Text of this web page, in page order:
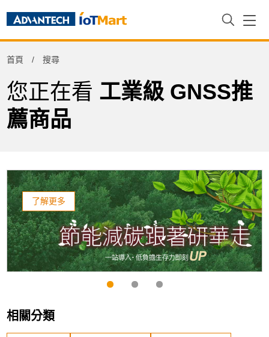
首頁 搜尋
您正在看 工業級 GNSS推
薦商品
了解更多
Product Tag
相關分類